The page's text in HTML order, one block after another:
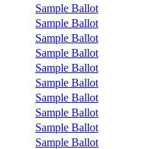
Sample Ballot
Sample Ballot
Sample Ballot
Sample Ballot
Sample Ballot
Sample Ballot
Sample Ballot
Sample Ballot
Sample Ballot
Sample Ballot